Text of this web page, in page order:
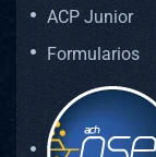
ACP Junior
Formularios